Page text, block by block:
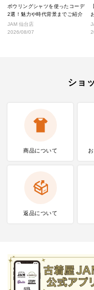
ボウリングシャツを使ったコーデ
2選！魅力や時代背景までご紹介
JAM 仙台店
2026/08/07
ショ
商品について
返品について